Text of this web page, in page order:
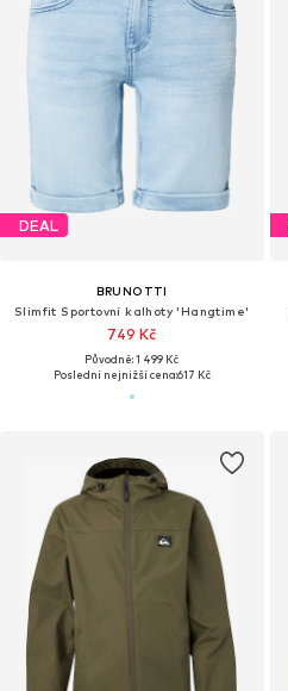
DEAL
BRUNOTTI
Slimfit Sportovní kalhoty 'Hangtime'
749 Kč
Původně: 1 499 Kč
Poslední nejnižší cena:617 Kč